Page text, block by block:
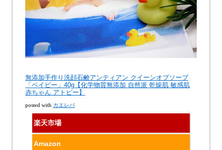
無添加手作り洗顔石鹸アンティアン クイーンオブソープ
「ベイビー」40g【化学物質無添加 自然派 乾燥肌 敏感肌
赤ちゃん アトピー】
posted with カエレバ
楽天市場
Amazon